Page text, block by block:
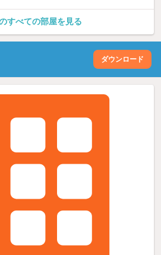
すべての部屋を見る
ダウンロード